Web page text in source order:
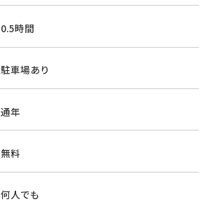
0.5時間
駐車場あり
通年
無料
何人でも